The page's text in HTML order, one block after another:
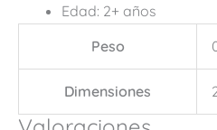
Edad: 2+ años
Peso
Dimensiones